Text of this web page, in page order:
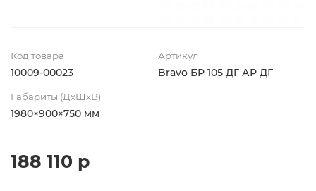
Код товара
10009-00023
Артикул
Bravo БР 105 ДГ АР ДГ
Габариты (ДхШхВ)
1980×900×750 мм
188 110 р